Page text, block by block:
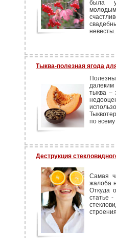
была
невесты.
Тыква-полезная ягода
тыква –
по
Деструкция
Самая
жалоба
Откуда
статье